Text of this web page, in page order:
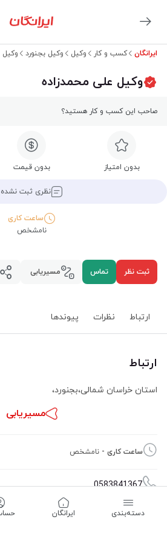
ایرانگان کسب و کار وکیل وکیل بجنورد وکیل
وکیل علی محمدزاده
صاحب این کسب و کار هستید؟
بدون امتیاز بدون قیمت
نظری ثبت نشده
ساعت کاری
نامشخص
ثبت نظر تماس مسیریابی
ارتباط نظرات پیوند‌ها
ارتباط
استان خراسان شمالی،بجنورد،
مسیریابی
ساعت کاری - نامشخص
0583841367
09153841367
دسته‌بندی ‌ایرانگان